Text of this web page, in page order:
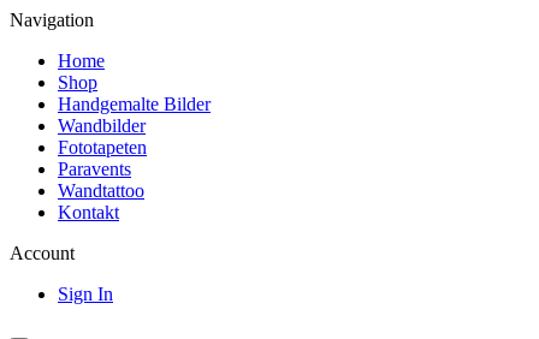
Navigation
Home
Shop
Handgemalte Bilder
Wandbilder
Fototapeten
Paravents
Wandtattoo
Kontakt
Account
Sign In